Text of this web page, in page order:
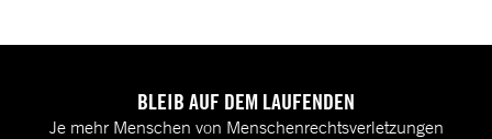
BLEIB AUF DEM LAUFENDEN
Je mehr Menschen von Menschenrechtsverletzungen